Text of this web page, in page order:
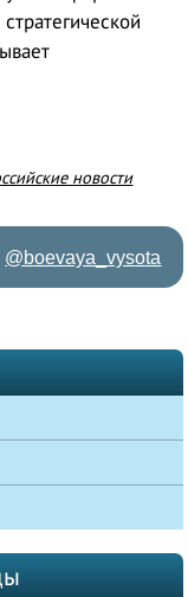
новости
@boevaya_vysota